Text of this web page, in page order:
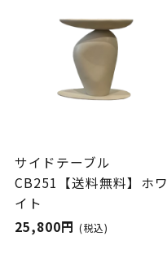
サイドテーブル
CB251【送料無料】ホワ
イト
25,800円 (税込)